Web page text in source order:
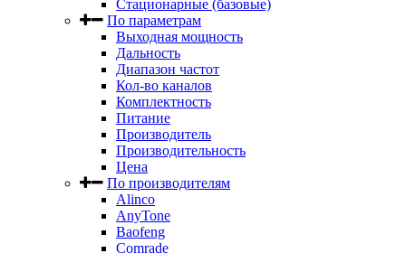
Стационарные (базовые)
По параметрам
Выходная мощность
Дальность
Диапазон частот
Кол-во каналов
Комплектность
Питание
Производитель
Производительность
Цена
По производителям
Alinco
AnyTone
Baofeng
Comrade